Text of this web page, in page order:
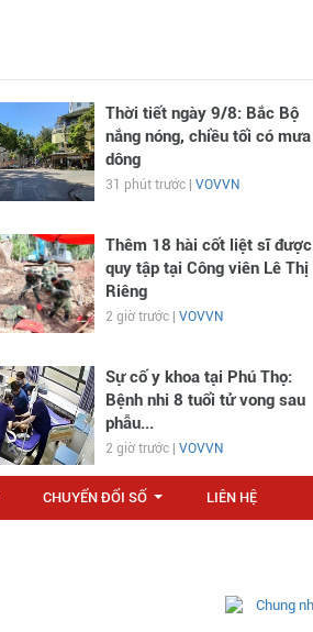
Thời tiết ngày 9/8: Bắc Bộ
nắng nóng, chiều tối có mưa
dông
31 phút trước | VOVVN
Thêm 18 hài cốt liệt sĩ được
quy tập tại Công viên Lê Thị
Riêng
2 giờ trước | VOVVN
Sự cố y khoa tại Phú Thọ:
Bệnh nhi 8 tuổi tử vong sau
phẫu...
2 giờ trước | VOVVN
CHUYỂN ĐỔI SỐ LIÊN HỆ